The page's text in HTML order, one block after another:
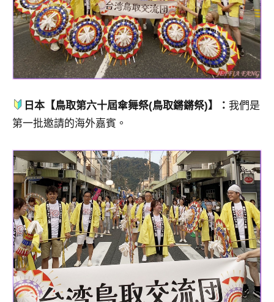
日本【鳥取第六十屆傘舞祭(鳥取鏘鏘祭)】：我們是
第一批邀請的海外嘉賓。